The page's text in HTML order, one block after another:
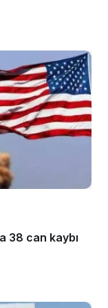
38 can kaybı